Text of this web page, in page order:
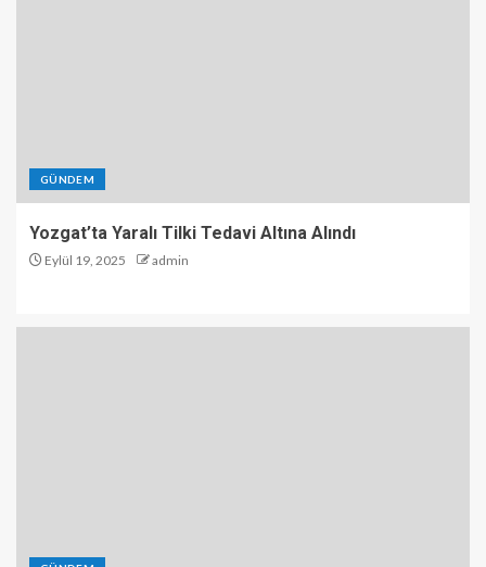
GÜNDEM
Yozgat’ta Yaralı Tilki Tedavi Altına Alındı
Eylül 19, 2025 admin